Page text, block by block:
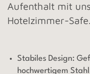
Aufenthalt mit
Hotelzimmer-Safe.
Stabiles Design:
hochwertigem